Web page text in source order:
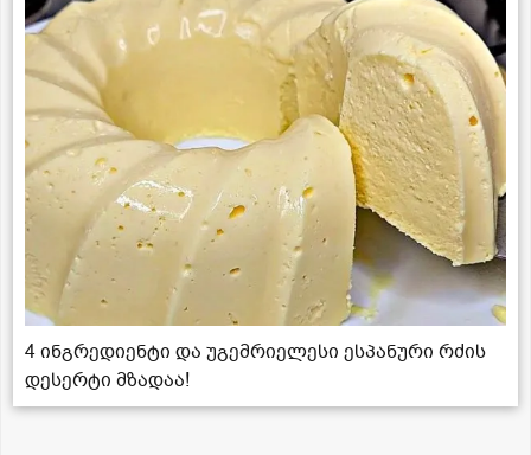
4 ინგრედიენტი და უგემრიელესი ესპანური რძის
დესერტი მზადაა!